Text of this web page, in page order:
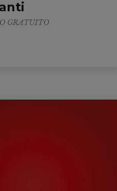
GRATUITO